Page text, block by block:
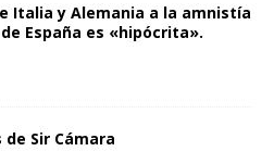
Italia y Alemania a la amnistía
España es «hipócrita».
Sir Cámara